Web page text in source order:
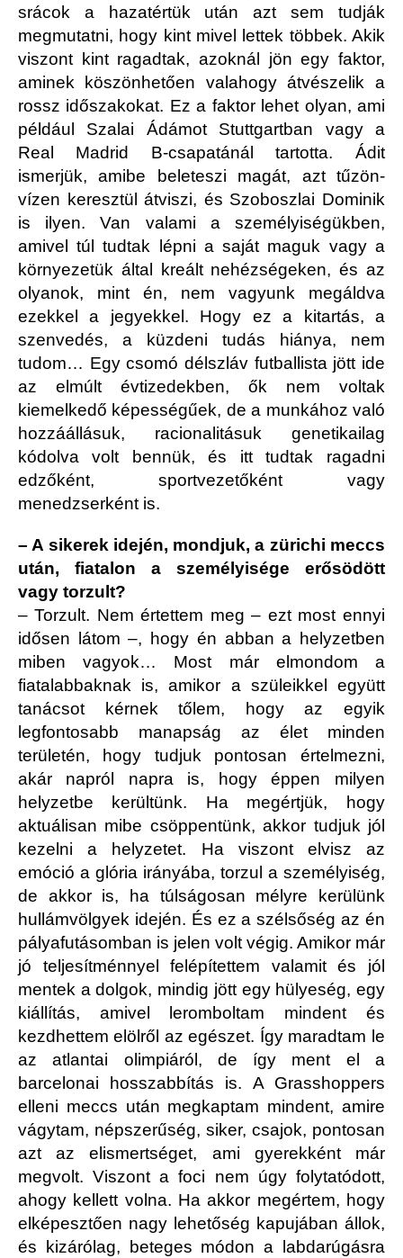
srácok a hazatértük után azt sem tudják
megmutatni, hogy kint mivel lettek többek. Akik
viszont kint ragadtak, azoknál jön egy faktor,
aminek köszönhetően valahogy átvészelik a
rossz időszakokat. Ez a faktor lehet olyan, ami
például Szalai Ádámot Stuttgartban vagy a
Real Madrid B-csapatánál tartotta. Ádit
ismerjük, amibe beleteszi magát, azt tűzön-
vízen keresztül átviszi, és Szoboszlai Dominik
is ilyen. Van valami a személyiségükben,
amivel túl tudtak lépni a saját maguk vagy a
környezetük által kreált nehézségeken, és az
olyanok, mint én, nem vagyunk megáldva
ezekkel a jegyekkel. Hogy ez a kitartás, a
szenvedés, a küzdeni tudás hiánya, nem
tudom… Egy csomó délszláv futballista jött ide
az elmúlt évtizedekben, ők nem voltak
kiemelkedő képességűek, de a munkához való
hozzáállásuk, racionalitásuk genetikailag
kódolva volt bennük, és itt tudtak ragadni
edzőként, sportvezetőként vagy
menedzserként is.
– A sikerek idején, mondjuk, a zürichi meccs
után, fiatalon a személyisége erősödött
vagy torzult?
– Torzult. Nem értettem meg – ezt most ennyi
idősen látom –, hogy én abban a helyzetben
miben vagyok… Most már elmondom a
fiatalabbaknak is, amikor a szüleikkel együtt
tanácsot kérnek tőlem, hogy az egyik
legfontosabb manapság az élet minden
területén, hogy tudjuk pontosan értelmezni,
akár napról napra is, hogy éppen milyen
helyzetbe kerültünk. Ha megértjük, hogy
aktuálisan mibe csöppentünk, akkor tudjuk jól
kezelni a helyzetet. Ha viszont elvisz az
emóció a glória irányába, torzul a személyiség,
de akkor is, ha túlságosan mélyre kerülünk
hullámvölgyek idején. És ez a szélsőség az én
pályafutásomban is jelen volt végig. Amikor már
jó teljesítménnyel felépítettem valamit és jól
mentek a dolgok, mindig jött egy hülyeség, egy
kiállítás, amivel leromboltam mindent és
kezdhettem elölről az egészet. Így maradtam le
az atlantai olimpiáról, de így ment el a
barcelonai hosszabbítás is. A Grasshoppers
elleni meccs után megkaptam mindent, amire
vágytam, népszerűség, siker, csajok, pontosan
azt az elismertséget, ami gyerekként már
megvolt. Viszont a foci nem úgy folytatódott,
ahogy kellett volna. Ha akkor megértem, hogy
elképesztően nagy lehetőség kapujában állok,
és kizárólag, beteges módon a labdarúgásra